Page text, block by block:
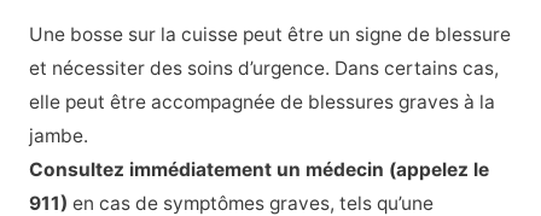
Une bosse sur la cuisse peut être un signe de blessure
et nécessiter des soins d’urgence. Dans certains cas,
elle peut être accompagnée de blessures graves à la
jambe.
Consultez immédiatement un médecin (appelez le
911) en cas de symptômes graves, tels qu’une